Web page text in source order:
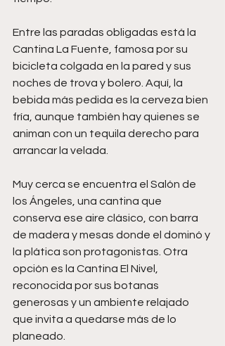
Entre las paradas obligadas está la
Cantina La Fuente, famosa por su
bicicleta colgada en la pared y sus
noches de trova y bolero. Aquí, la
bebida más pedida es la cerveza bien
fría, aunque también hay quienes se
animan con un tequila derecho para
arrancar la velada.
Muy cerca se encuentra el Salón de
los Ángeles, una cantina que
conserva ese aire clásico, con barra
de madera y mesas donde el dominó y
la plática son protagonistas. Otra
opción es la Cantina El Nivel,
reconocida por sus botanas
generosas y un ambiente relajado
que invita a quedarse más de lo
planeado.